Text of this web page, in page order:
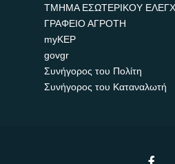
ΤΜΗΜΑ ΕΣΩΤΕΡΙΚΟΥ
ΓΡΑΦΕΙΟ ΑΓΡΟΤΗ
myKEP
govgr
Συνήγορος του Πολίτη
Συνήγορος του Καταναλωτή